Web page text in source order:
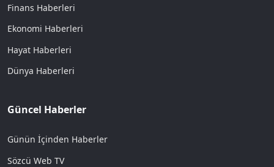
Finans Haberleri
Ekonomi Haberleri
Hayat Haberleri
Dünya Haberleri
Güncel Haberler
Günün İçinden Haberler
Sözcü Web TV